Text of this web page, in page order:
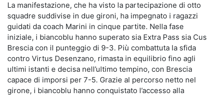
La manifestazione, che ha visto la partecipazione di otto
squadre suddivise in due gironi, ha impegnato i ragazzi
guidati da coach Marini in cinque partite. Nella fase
iniziale, i biancoblu hanno superato sia Extra Pass sia Cus
Brescia con il punteggio di 9-3. Più combattuta la sfida
contro Virtus Desenzano, rimasta in equilibrio fino agli
ultimi istanti e decisa nell’ultimo tempino, con Brescia
capace di imporsi per 7-5. Grazie al percorso netto nel
girone, i biancoblu hanno conquistato l’accesso alla